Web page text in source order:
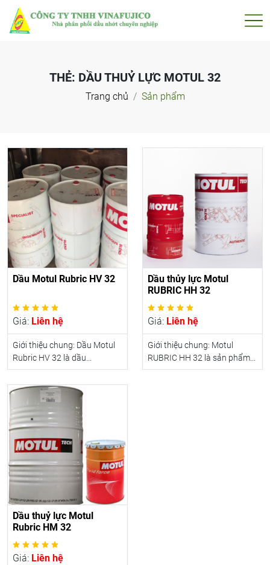
THẺ: DẦU THUỶ LỰC MOTUL 32
Trang chủ Sản phẩm
Dầu Motul Rubric HV 32
Giá: Liên hệ
Giới thiệu chung: Dầu Motul
Rubric HV 32 là dầu...
Dầu thủy lực Motul
RUBRIC HH 32
Giá: Liên hệ
Giới thiệu chung: Motul
RUBRIC HH 32 là sản phẩm...
Dầu thuỷ lực Motul
Rubric HM 32
Giá: Liên hệ